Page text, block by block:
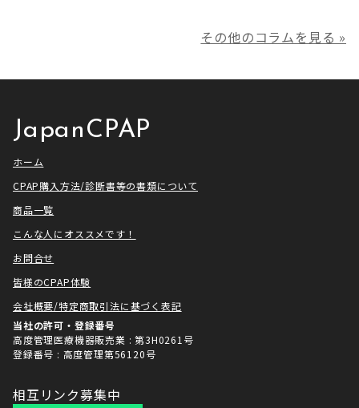
ク様は長い歴史があり、私も大
利用いただき本当にありがとうご
満足いただけるサービスを提供さ
その他のコラムを見る »
JapanCPAP
ホーム
CPAP購入方法/診断書等の書類について
商品一覧
こんな人にオススメです！
お問合せ
皆様のCPAP体験
会社概要/特定商取引法に基づく表記
当社の許可・登録番号
高度管理医療機器販売業 : 第3H0261号
登録番号 : 高度管理第56120号
相互リンク募集中